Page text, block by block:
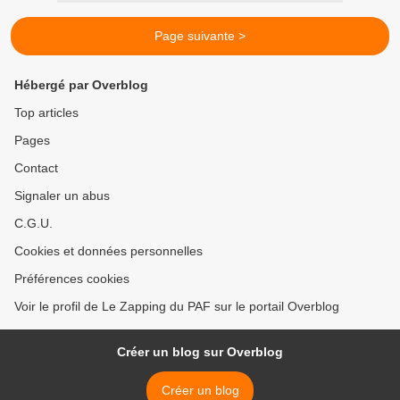
Page suivante >
Hébergé par Overblog
Top articles
Pages
Contact
Signaler un abus
C.G.U.
Cookies et données personnelles
Préférences cookies
Voir le profil de Le Zapping du PAF sur le portail Overblog
Créer un blog sur Overblog
Créer un blog